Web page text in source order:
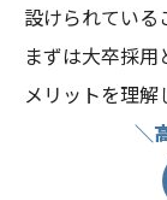
設けられている
まずは大卒採
メリットを理解
＼